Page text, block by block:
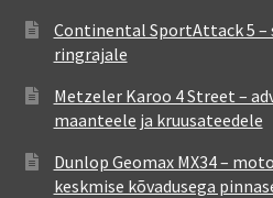
Continental SportAttack 5
ringrajale
Metzeler Karoo 4 Street –
maanteele ja kruusateedele
Dunlop Geomax MX34 –
keskmise kõvadusega